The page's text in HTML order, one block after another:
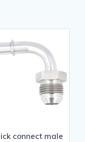
connect male